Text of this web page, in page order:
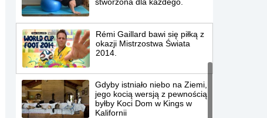
Rémi Gaillard bawi się piłką z
okazji Mistrzostwa Świata
2014.
Gdyby istniało niebo na Ziemi,
jego kocią wersją z pewnością
byłby Koci Dom w Kings w
Kalifornii